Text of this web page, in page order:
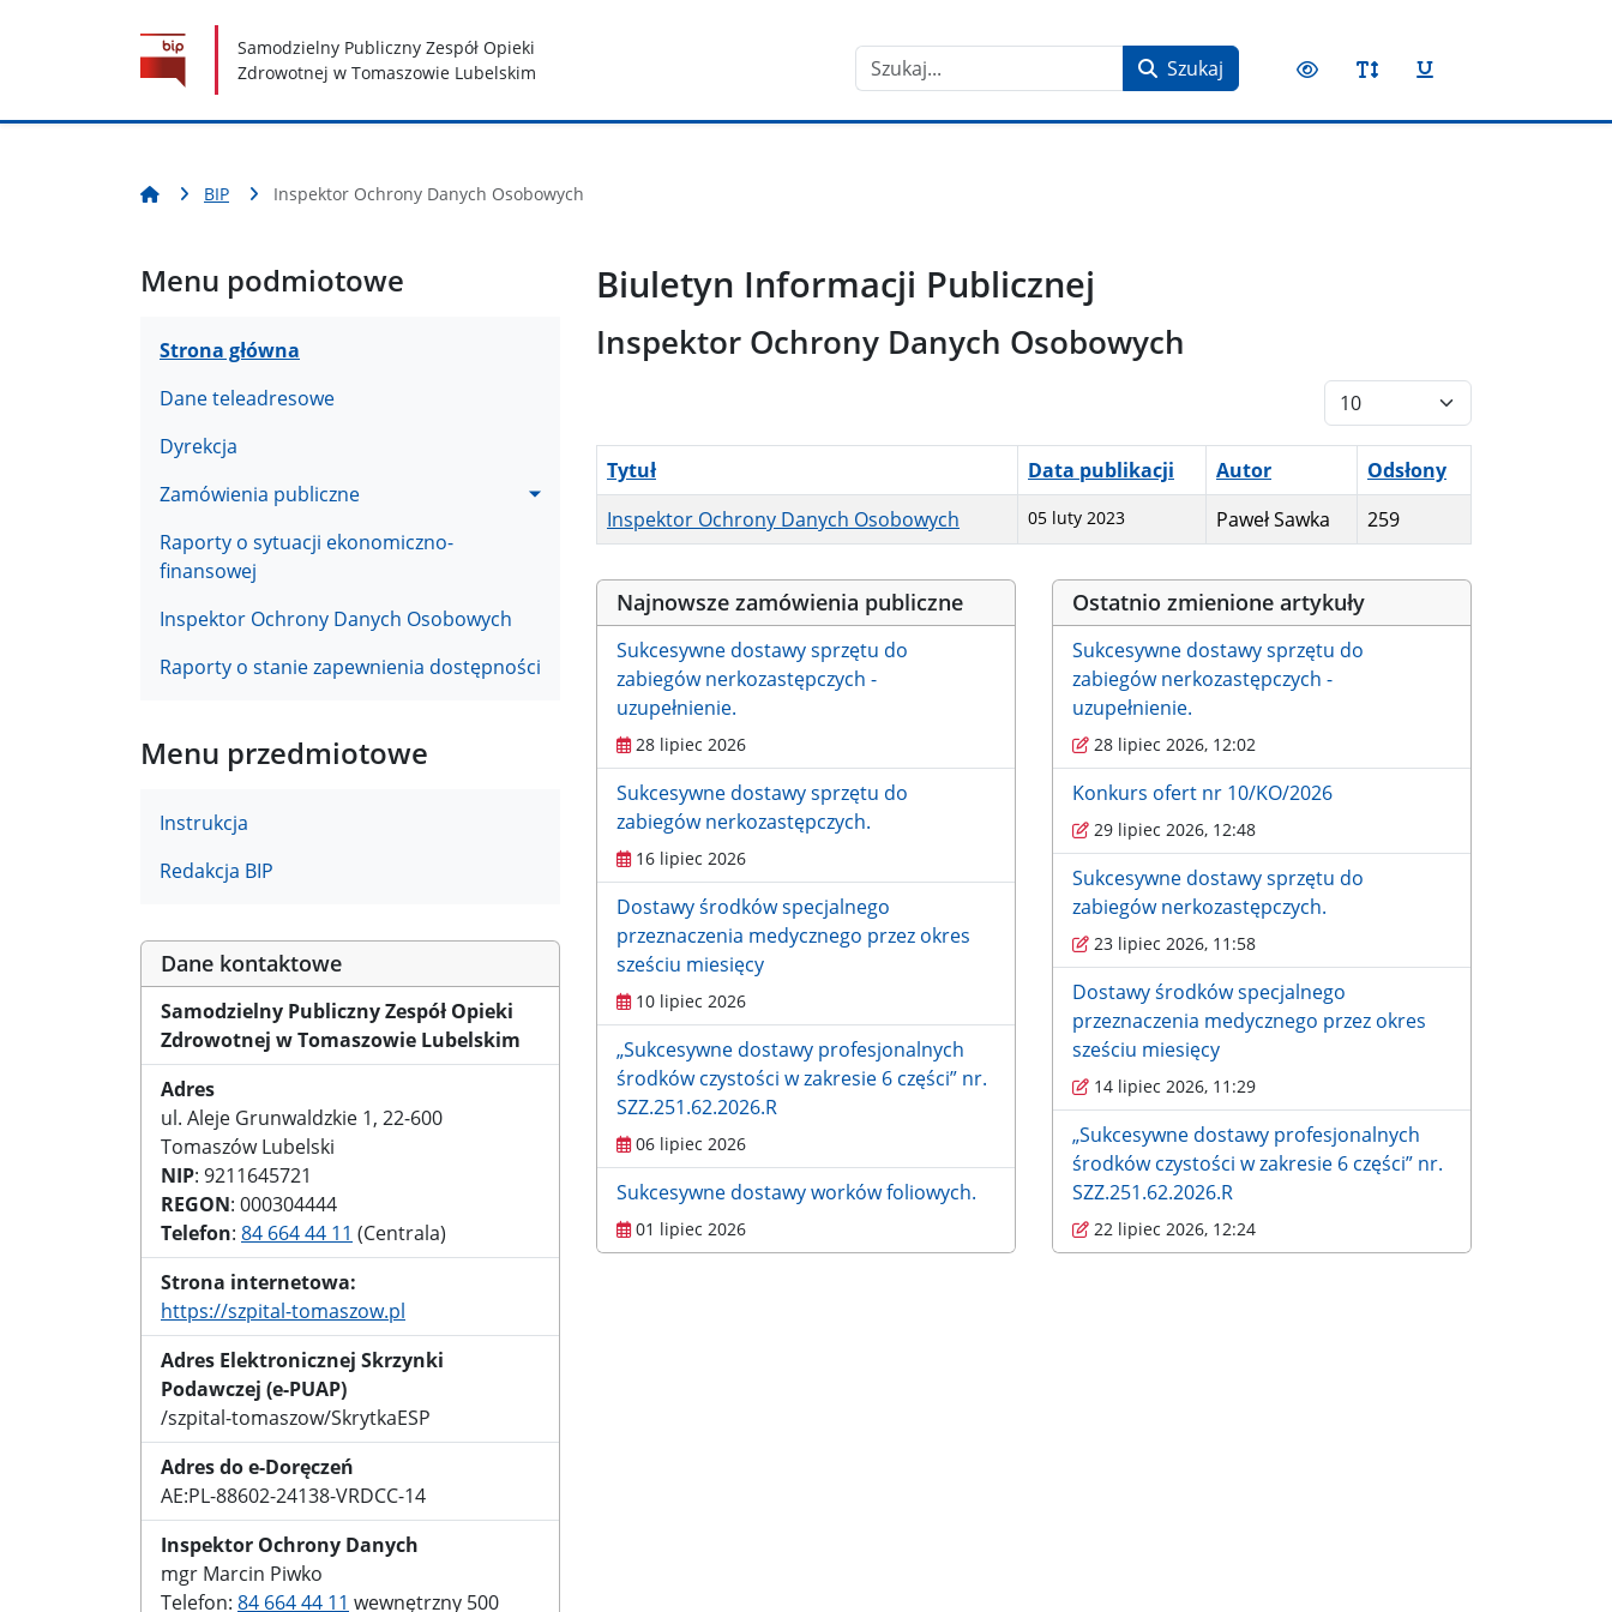
Samodzielny Publiczny Zespół Opieki
Zdrowotnej w Tomaszowie Lubelskim
Szukaj Szukaj
BIP Inspektor Ochrony Danych Osobowych
Menu podmiotowe
Strona główna
Dane teleadresowe
Dyrekcja
Zamówienia publiczne
Raporty o sytuacji ekonomiczno-
finansowej
Inspektor Ochrony Danych Osobowych
Raporty o stanie zapewnienia dostępności
Menu przedmiotowe
Instrukcja
Redakcja BIP
Dane kontaktowe
Samodzielny Publiczny Zespół Opieki
Zdrowotnej w Tomaszowie Lubelskim
Adres
ul. Aleje Grunwaldzkie 1, 22-600
Tomaszów Lubelski
NIP: 9211645721
REGON: 000304444
Telefon: 84 664 44 11 (Centrala)
Strona internetowa:
https://szpital-tomaszow.pl
Adres Elektronicznej Skrzynki
Podawczej (e-PUAP)
/szpital-tomaszow/SkrytkaESP
Adres do e-Doręczeń
AE:PL-88602-24138-VRDCC-14
Inspektor Ochrony Danych
mgr Marcin Piwko
Telefon: 84 664 44 11 wewnętrzny 500
Biuletyn Informacji Publicznej
Inspektor Ochrony Danych Osobowych
Pokaż #
Tytuł Data publikacji Autor
Odsłony
Inspektor Ochrony Danych Osobowych
05 luty 2023 Paweł Sawka 259
Najnowsze zamówienia publiczne
Sukcesywne dostawy sprzętu do
zabiegów nerkozastępczych -
uzupełnienie.
28 lipiec 2026
Sukcesywne dostawy sprzętu do
zabiegów nerkozastępczych.
16 lipiec 2026
Dostawy środków specjalnego
przeznaczenia medycznego przez okres
sześciu miesięcy
10 lipiec 2026
„Sukcesywne dostawy profesjonalnych
środków czystości w zakresie 6 części” nr.
SZZ.251.62.2026.R
06 lipiec 2026
Sukcesywne dostawy worków foliowych.
01 lipiec 2026
Ostatnio zmienione artykuły
Sukcesywne dostawy sprzętu do
zabiegów nerkozastępczych -
uzupełnienie.
28 lipiec 2026, 12:02
Konkurs ofert nr 10/KO/2026
29 lipiec 2026, 12:48
Sukcesywne dostawy sprzętu do
zabiegów nerkozastępczych.
23 lipiec 2026, 11:58
Dostawy środków specjalnego
przeznaczenia medycznego przez okres
sześciu miesięcy
14 lipiec 2026, 11:29
„Sukcesywne dostawy profesjonalnych
środków czystości w zakresie 6 części” nr.
SZZ.251.62.2026.R
22 lipiec 2026, 12:24